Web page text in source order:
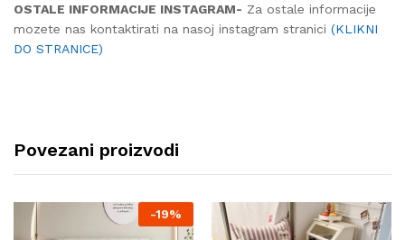
OSTALE INFORMACIJE INSTAGRAM- Za ostale informacije
mozete nas kontaktirati na nasoj instagram stranici (KLIKNI
DO STRANICE)
Povezani proizvodi
-19%